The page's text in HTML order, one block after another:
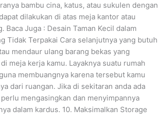
bambu cina, katus, atau sukulen dengan
dilakukan di atas meja kantor atau
Juga : Desain Taman Kecil dalam
Tidak Terpakai Cara selanjutnya yang butuh
mendaur ulang barang bekas yang
meja kerja kamu. Layaknya suatu rumah
membuangnya karena tersebut kamu
dari ruangan. Jika di sekitaran anda ada
mengasingkan dan menyimpannya
dalam kardus. 10. Maksimalkan Storage